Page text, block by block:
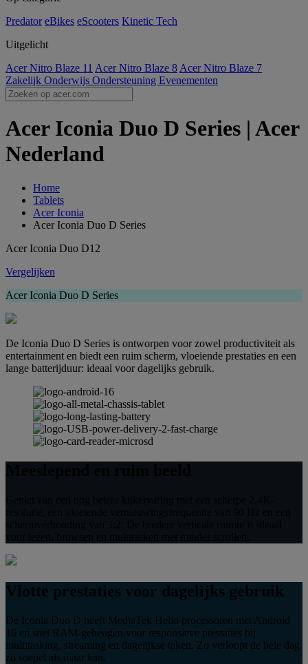
Predator eBikes eScooters Kinetic Tech
Uitgelicht
Acer Nitro Blaze 11 Acer Nitro Blaze 8 Acer Nitro Blaze 7
Zakelijk Onderwijs Ondersteuning Evenementen
Acer Iconia Duo D Series | Acer
Nederland
Home
Tablets
Acer Iconia
Acer Iconia Duo D Series
Acer Iconia Duo D12
Vergelijken
Acer Iconia Duo D Series
De Iconia Duo D Series is ontworpen voor zowel productiviteit als
entertainment en biedt een ruim scherm, vloeiende prestaties en een
lange batterijduur: ideaal voor dagelijks gebruik.
Vlotte prestaties voor dagelijks gebruik
De Iconia Duo D heeft MediaTek Helio processoren met Android
16 en snel RAM-geheugen voor responsieve prestaties bij
multitasking, streaming en dagelijkse taken. Zo verloopt de hele dag
zo soepel als maar kan.